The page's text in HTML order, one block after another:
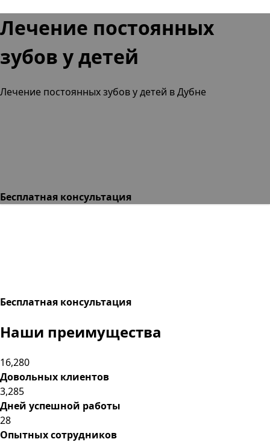
Лечение постоянных
зубов у детей
Лечение постоянных зубов у детей в Дубне
Бесплатная консультация
Бесплатная консультация
Наши преимущества
16,280
Довольных клиентов
3,285
Дней успешной работы
28
Опытных сотрудников